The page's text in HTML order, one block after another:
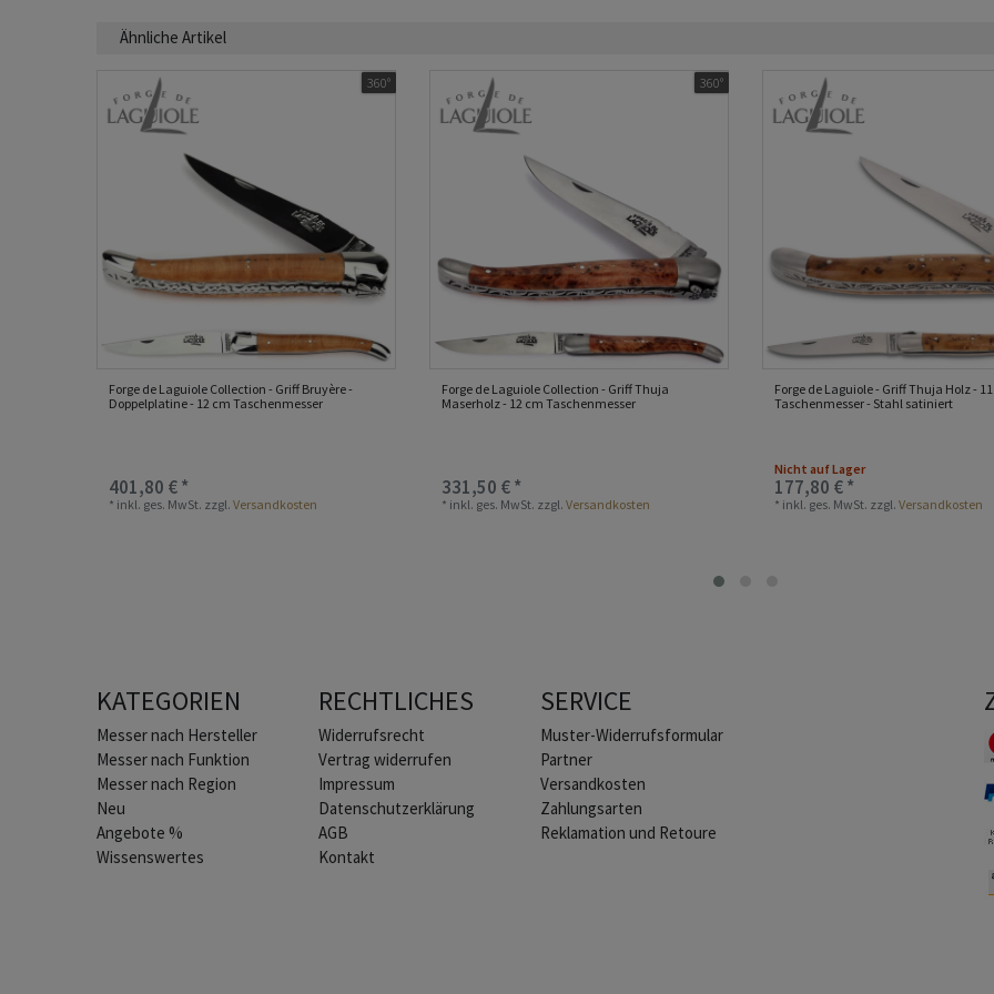
Ähnliche Artikel
Forge de Laguiole Collection - Griff Bruyère -
Doppelplatine - 12 cm Taschenmesser
401,80 € *
360°
* inkl. ges. MwSt. zzgl.Versandkosten
Forge de Laguiole Collection - Griff Thuja
Maserholz - 12 cm Taschenmesser
331,50 € *
360°
* inkl. ges. MwSt. zzgl.Versandkosten
Forge de Laguiole - Griff Thuja Holz -
Taschenmesser - Stahl satiniert
Nicht auf Lager
177,80 € *
* inkl. ges. MwSt. zzgl.Versandkosten
KATEGORIEN
Home
Messer nach Hersteller
Messer nach Funktion
Messer nach Region
Neu
Angebote %
Wissenswertes
RECHTLICHES
Widerrufs­recht
Vertrag widerrufen
Impressum
Daten­schutz­erklärung
AGB
Kontakt
SERVICE
Muster-Widerrufsformular
Partner
Versandkosten
Zahlungsarten
Reklamation und Retoure